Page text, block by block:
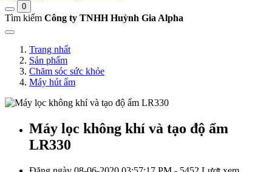
0
Tìm kiếm Công ty TNHH Huỳnh Gia Alpha
Trang nhất
Sản phẩm
Chăm sóc sức khỏe
Máy hút ẩm
Máy lọc không khí và tạo độ ẩm
LR330